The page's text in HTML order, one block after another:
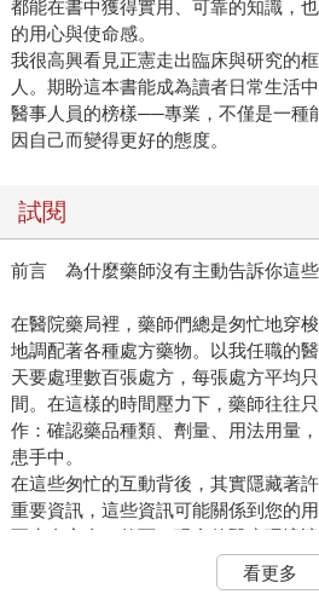
都能在書中獲得實用、可靠的知識，
的用心與使命感。
我很高興看見正憲走出臨床與研究的
人。期盼這本書能成為讀者日常生活
醫事人員的榜樣──專業，不僅是一種
因自己而變得更好的態度。
試閱
前言 為什麼藥師沒有主動告訴你這些
在醫院藥局裡，藥師們總是匆忙地穿
地調配著各種處方藥物。以我任職的
天要處理數百張處方，每張處方平均
間。在這樣的時間壓力下，藥師往往
作：確認藥品種類、劑量、用法用量
患手中。
在這些匆忙的互動背後，其實隱藏著
重要資訊，這些資訊可能關係到您的
至生命安全。然而，現實的醫療環境
述的—— 為每位病患提供詳盡地用藥指
看更多